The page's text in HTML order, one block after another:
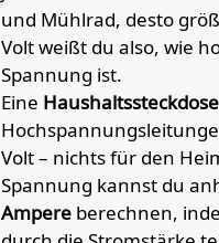
und Mühlrad, desto
Volt weißt du also, wie
Spannung ist.
Eine Haushaltssteckdose
Volt – nichts für den
Spannung kannst du
Ampere berechnen,